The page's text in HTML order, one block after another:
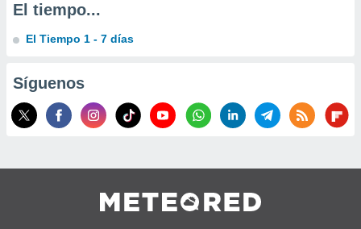
o a través
de
uso de
con el
El tiempo...
El Tiempo 1 - 7 días
Síguenos